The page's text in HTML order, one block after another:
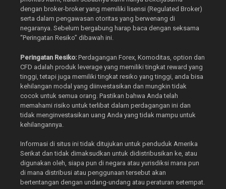
dengan broker-broker yang memiliki lisensi (Regulated Broker)
serta dalam pengawasan otoritas yang berwenang di
negaranya. Sebelum bergabung harap baca dengan seksama
“Peringatan Resiko” dibawah ini.
Peringatan Resiko: Perdagangan Forex, Komoditas, option dan
CFD adalah produk leverage yang memiliki tingkat reward yang
tinggi, tetapi juga memiliki tingkat resiko yang tinggi, anda bisa
kehilangan modal yang diinvestasikan dan mungkin tidak
cocok untuk semua orang. Pastikan bahwa Anda telah
memahami risiko untuk terlibat dalam perdagangan ini dan
tidak menginvestasikan uang Anda yang tidak mampu untuk
kehilangannya.
Informasi di situs ini tidak ditujukan untuk penduduk Amerika
Serikat dan tidak dimaksudkan untuk didistribusikan ke, atau
digunakan oleh, siapa pun di negara atau yurisdiksi mana pun
di mana distribusi atau penggunaan tersebut akan
bertentangan dengan undang-undang atau peraturan setempat.